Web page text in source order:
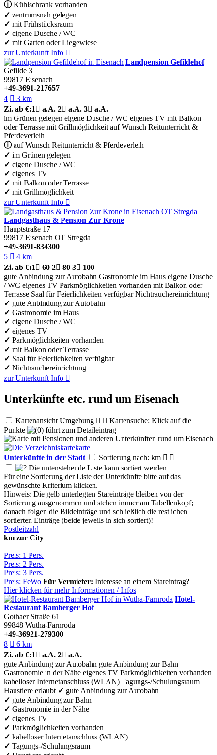
ⓘKühlschrank vorhanden
✓ zentrumsnah gelegen
✓ mit Frühstücksraum
✓ eigene Dusche / WC
✓ mit Garten oder Liegewiese
zur Unterkunft Info 
Landpension Gefildehof
Gefilde 3
99817 Eisenach
+49-3691-217657
4  3 km
Zi. ab €:1  a.A. 2 a.A. 3 a.A.
im Grünen gelegen eigene Dusche / WC eigenes TV mit Balkon
oder Terrasse mit Grillmöglichkeit auf Wunsch Reitunterricht &
Pferdeverleih
ⓘauf Wunsch Reitunterricht & Pferdeverleih
✓ im Grünen gelegen
✓ eigene Dusche / WC
✓ eigenes TV
✓ mit Balkon oder Terrasse
✓ mit Grillmöglichkeit
zur Unterkunft Info 
Landgasthaus & Pension Zur Krone
Hauptstraße 17
99817 Eisenach OT Stregda
+49-3691-834300
5  4 km
Zi. ab €:1  60 2 80 3 100
gute Anbindung zur Autobahn Gastronomie im Haus eigene Dusche
/ WC eigenes TV Parkmöglichkeiten vorhanden mit Balkon oder
Terrasse Saal für Feierlichkeiten verfügbar Nichtrauchereinrichtung
✓ gute Anbindung zur Autobahn
✓ Gastronomie im Haus
✓ eigene Dusche / WC
✓ eigenes TV
✓ Parkmöglichkeiten vorhanden
✓ mit Balkon oder Terrasse
✓ Saal für Feierlichkeiten verfügbar
✓ Nichtrauchereinrichtung
zur Unterkunft Info 
Unterkünfte etc. rund um Eisenach
Kartenansicht Umgebung   Kartensuche: Klick auf die
Punkte
führt zum Detaileintrag
Unterkünfte in der Stadt Sortierung nach: km  
Die untenstehende Liste kann sortiert werden.
Für eine Sortierung der Liste der Unterkünfte bitte auf das
gewünschte Kriterium klicken.
Hinweis: Die gelb unterlegten Stareinträge bleiben von der
Sortierung ausgenommen und stehen immer am Tabellenkopf;
danach folgen die Bildeinträge und schließlich die restlichen
sortierten Einträge (beide jeweils in sich sortiert)!
Postleitzahl
km zur City
Preis: 1 Pers.
Preis: 2 Pers.
Preis: 3 Pers.
Preis: FeWo Für Vermieter: Interesse an einem Stareintrag?
Hier klicken für mehrInformationen /Infos
Hotel-
Restaurant Bamberger Hof
Gothaer Straße 61
99848 Wutha-Farnroda
+49-36921-279300
8  6 km
Zi. ab €:1  a.A. 2 a.A.
gute Anbindung zur Autobahn gute Anbindung zur Bahn
Gastronomie in der Nähe eigenes TV Parkmöglichkeiten vorhanden
kabelloser Internetanschluss (WLAN) Tagungs-/Schulungsraum
Haustiere erlaubt ✓ gute Anbindung zur Autobahn
✓ gute Anbindung zur Bahn
✓ Gastronomie in der Nähe
✓ eigenes TV
✓ Parkmöglichkeiten vorhanden
✓ kabelloser Internetanschluss (WLAN)
✓ Tagungs-/Schulungsraum